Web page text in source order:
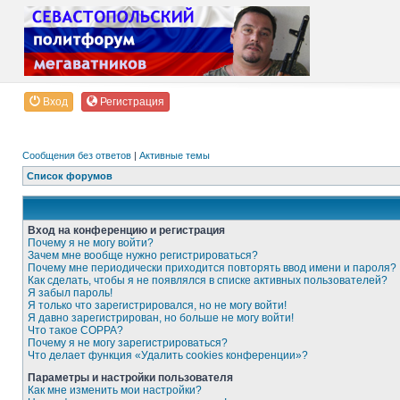
Вход Регистрация
Сообщения без ответов | Активные темы
Список форумов
Вход на конференцию и регистрация
Почему я не могу войти?
Зачем мне вообще нужно регистрироваться?
Почему мне периодически приходится повторять ввод имени и пароля?
Как сделать, чтобы я не появлялся в списке активных пользователей?
Я забыл пароль!
Я только что зарегистрировался, но не могу войти!
Я давно зарегистрирован, но больше не могу войти!
Что такое COPPA?
Почему я не могу зарегистрироваться?
Что делает функция «Удалить cookies конференции»?
Параметры и настройки пользователя
Как мне изменить мои настройки?